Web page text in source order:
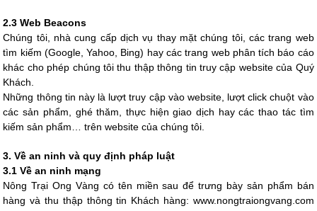
2.3 Web Beacons
Chúng tôi, nhà cung cấp dịch vụ thay mặt chúng tôi, các trang web
tìm kiếm (Google, Yahoo, Bing) hay các trang web phân tích báo cáo
khác cho phép chúng tôi thu thập thông tin truy cập website của Quý
Khách.
Những thông tin này là lượt truy cập vào website, lượt click chuột vào
các sản phẩm, ghé thăm, thực hiện giao dịch hay các thao tác tìm
kiếm sản phẩm… trên website của chúng tôi.
3. Về an ninh và quy định pháp luật
3.1 Về an ninh mạng
Nông Trại Ong Vàng có tên miền sau để trưng bày sản phẩm bán
hàng và thu thập thông tin Khách hàng: www.nongtraiongvang.com